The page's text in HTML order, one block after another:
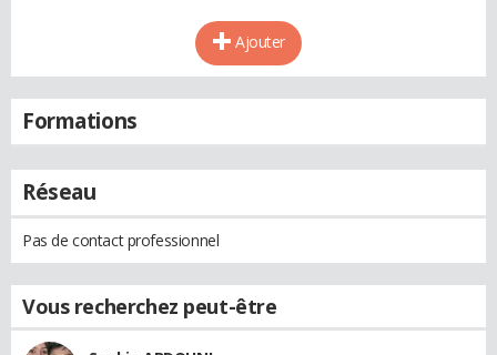
Ajouter
Formations
Réseau
Pas de contact professionnel
Vous recherchez peut-être